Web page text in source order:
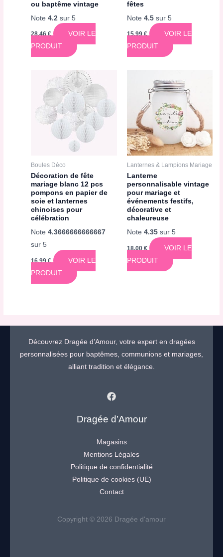
ou baptême vintage
Note4.2 sur 5
28,46€
VOIR LE
PRODUIT
fêtes
Note 4.5sur 5
15,99€
VOIR LE
PRODUIT
Boules Déco
Décoration de fête
mariage blanc 12 pcs
pompons en papier de
soie et lanternes
chinoises pour
célébration
Note4.3666666666667
sur 5
16,99€
VOIR LE
PRODUIT
Lanternes & Lampions Mariage
Lanterne
personnalisable vintage
pour mariage et
événements festifs,
décorative et
chaleureuse
Note 4.35sur 5
18,00 €
VOIR LE
PRODUIT
Découvrez Dragée d’Amour, votre expert en dragées
personnalisées pour baptêmes, communions et mariages,
alliant tradition et élégance.
Dragée d’Amour
Magasins
Mentions Légales
Politique de confidentialité
Politique de cookies (UE)
Contact
Copyright © 2026 Dragée d'amour